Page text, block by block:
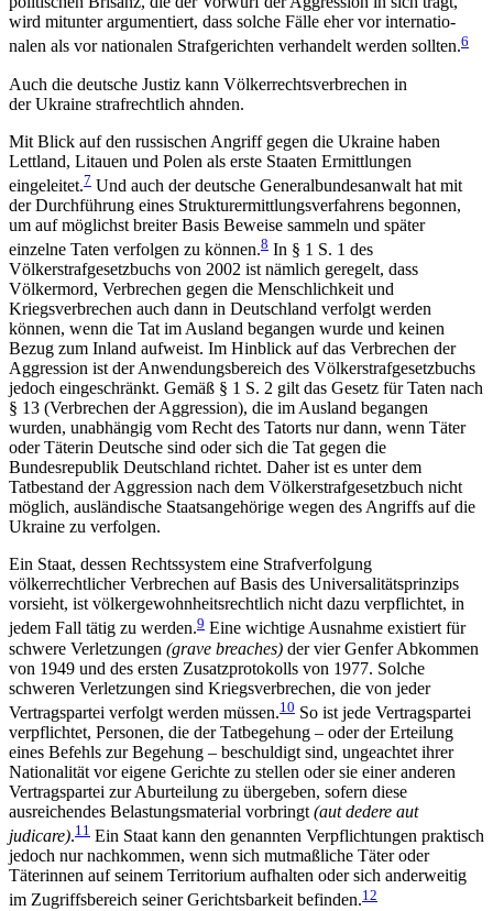
wird mitunter argumentiert, dass solche Fälle eher vor internatio­
nalen als vor nationalen Strafgerichten verhandelt werden sollten.6
Auch die deutsche Justiz kann Völkerrechtsverbrechen in
der Ukraine strafrechtlich ahnden.
Mit Blick auf den russischen Angriff gegen die Ukraine haben
Lettland, Litauen und Polen als erste Staaten Ermittlungen
eingeleitet.7 Und auch der deutsche Generalbundesanwalt hat mit
der Durchführung eines Strukturermittlungsverfahrens begon­nen,
um auf möglichst breiter Basis Beweise sammeln und später
einzelne Taten verfolgen zu können.8 In § 1 S. 1 des
Völkerstrafgesetzbuchs von 2002 ist näm­lich geregelt, dass
Völkermord, Verbrechen gegen die Menschlichkeit und
Kriegsverbrechen auch dann in Deutschland verfolgt werden
können, wenn die Tat im Ausland begangen wurde und keinen
Bezug zum Inland aufweist. Im Hinblick auf das Verbrechen der
Aggression ist der Anwendungsbereich des Völkerstrafgesetzbuchs
jedoch eingeschränkt. Gemäß § 1 S. 2 gilt das Gesetz für Taten nach
§ 13 (Verbrechen der Aggression), die im Ausland begangen
wurden, unabhängig vom Recht des Tatorts nur dann, wenn Täter
oder Täterin Deutsche sind oder sich die Tat gegen die
Bundesrepublik Deutschland richtet. Daher ist es unter dem
Tatbestand der Aggression nach dem Völkerstrafgesetzbuch nicht
möglich, ausländische Staatsangehörige wegen des Angriffs auf die
Ukraine zu verfolgen.
Ein Staat, dessen Rechtssystem eine Strafverfolgung
völkerrechtlicher Verbrechen auf Basis des Uni­versalitätsprinzips
vorsieht, ist völkergewohnheitsrechtlich nicht dazu verpflichtet, in
jedem Fall tätig zu werden.9 Eine wichtige Ausnahme existiert für
schwere Verletzungen (grave breaches) der vier Genfer Abkommen
von 1949 und des ersten Zusatzprotokolls von 1977. Solche
schweren Verletzungen sind Kriegs­verbrechen, die von jeder
Vertragspartei verfolgt wer­den müssen.10 So ist jede Vertragspartei
verpflichtet, Personen, die der Tatbegehung – oder der Erteilung
eines Befehls zur Begehung – beschuldigt sind, un­geachtet ihrer
Nationalität vor eigene Gerichte zu stellen oder sie einer anderen
Vertragspartei zur Ab­urteilung zu übergeben, sofern diese
ausreichendes Belastungsmaterial vorbringt (aut dedere aut
judicare).11 Ein Staat kann den genannten Verpflichtungen prak­tisch
jedoch nur nachkommen, wenn sich mutmaß­liche Täter oder
Täterinnen auf seinem Territorium aufhalten oder sich anderweitig
im Zugriffsbereich seiner Gerichtsbarkeit befinden.12